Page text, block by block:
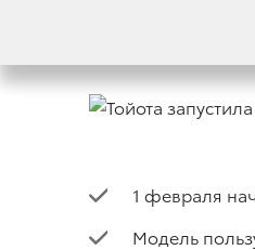
1 февраля
Модель